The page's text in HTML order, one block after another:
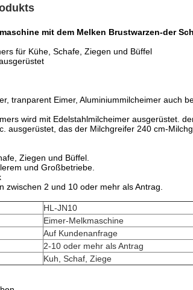
mit dem Melken Brustwarzen-der
für Kühe, Schafe, Ziegen und Büffel
tranparent Eimer, Aluminiummilcheimer auch
wird mit Edelstahlmilcheimer ausgerüstet.
ausgerüstet, das der Milchgreifer 240 cm-
Ziegen und Büffel.
und Großbetriebe.
zwischen 2 und 10 oder mehr als Antrag.
HL-JN10
Eimer-Melkmaschine
Auf Kundenanfrage
2-10 oder mehr als Antrag
Kuh, Schaf, Ziege